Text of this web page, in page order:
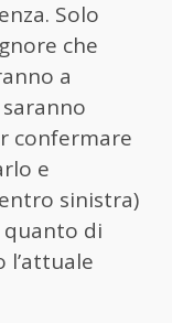
Solo
che
a
confermare
e
sinistra)
quanto di